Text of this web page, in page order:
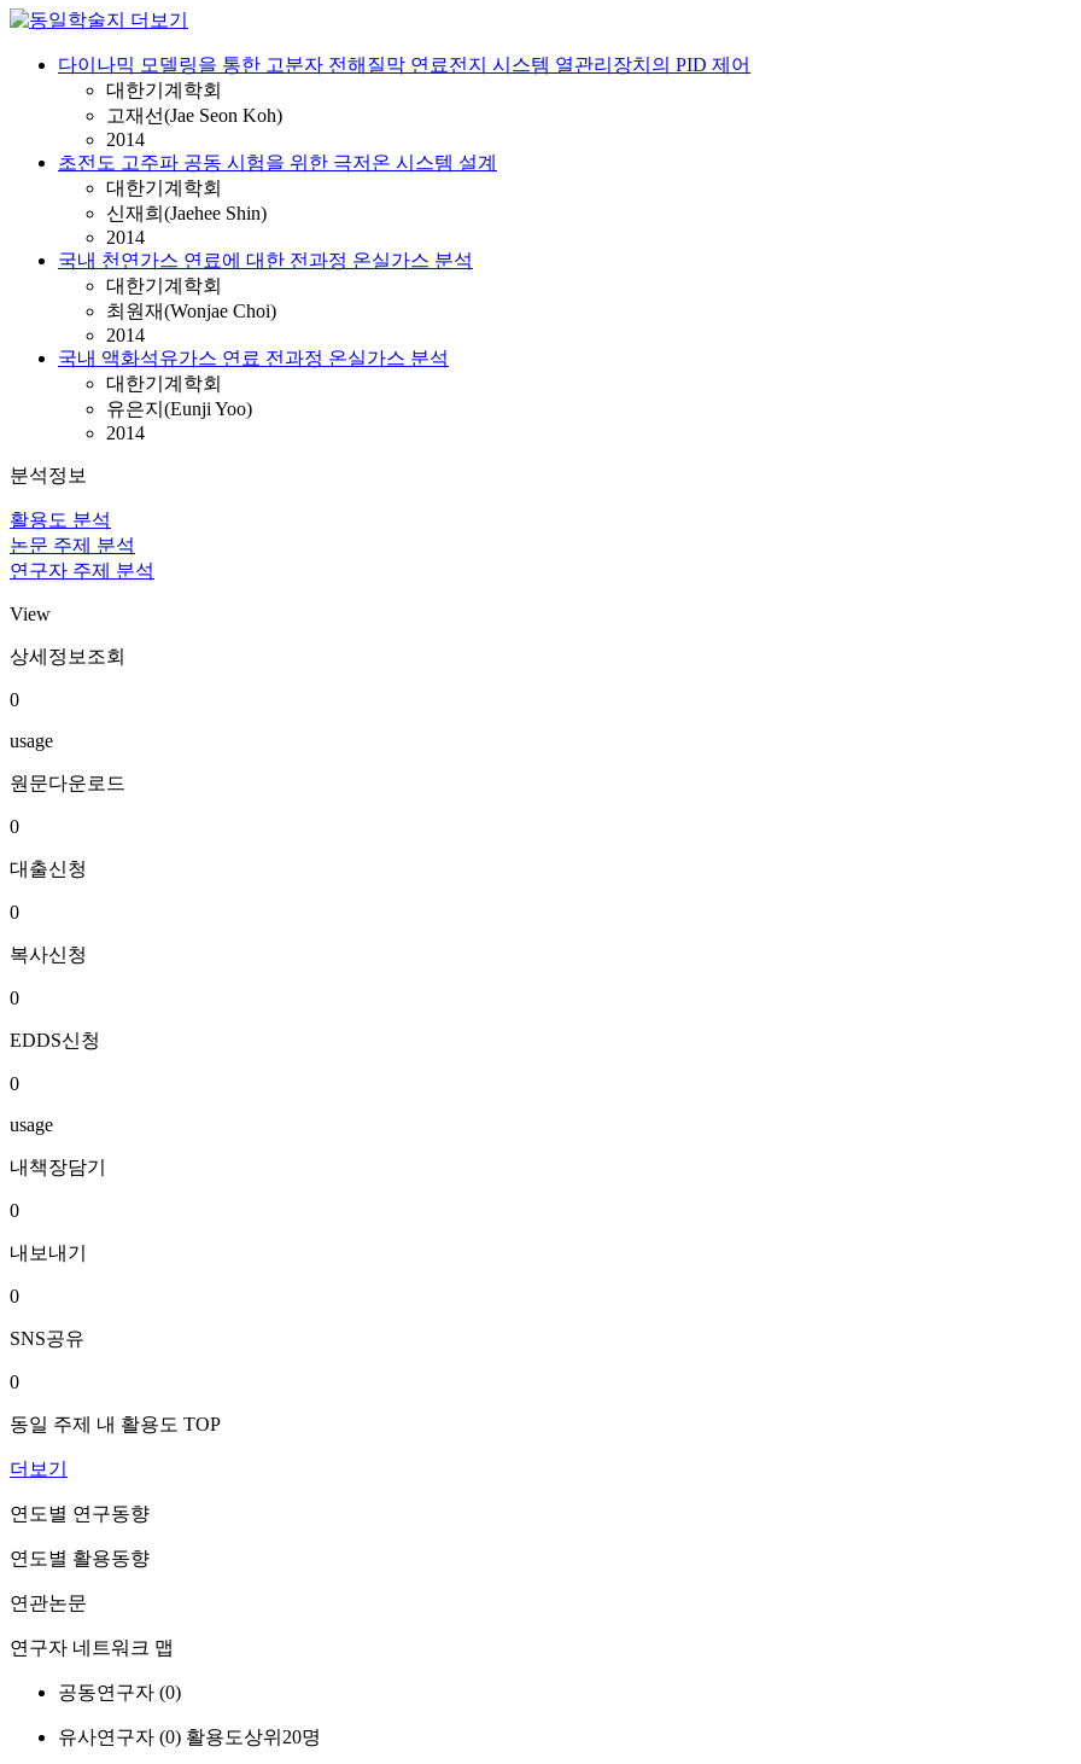
다이나믹 모델링을 통한 고분자 전해질막 연료전지 시스템 열관리장치의 PID 제어
대한기계학회
고재선(Jae Seon Koh)
2014
초전도 고주파 공동 시험을 위한 극저온 시스템 설계
대한기계학회
신재희(Jaehee Shin)
2014
국내 천연가스 연료에 대한 전과정 온실가스 분석
대한기계학회
최원재(Wonjae Choi)
2014
국내 액화석유가스 연료 전과정 온실가스 분석
대한기계학회
유은지(Eunji Yoo)
2014
분석정보
활용도 분석
논문 주제 분석
연구자 주제 분석
View
상세정보조회
0
usage
원문다운로드
0
대출신청
0
복사신청
0
EDDS신청
0
usage
내책장담기
0
내보내기
0
SNS공유
0
동일 주제 내 활용도 TOP
더보기
연도별 연구동향
연도별 활용동향
연관논문
연구자 네트워크 맵
공동연구자 (0)
유사연구자 (0) 활용도상위20명